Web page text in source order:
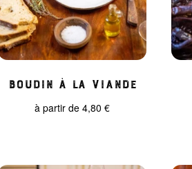
Boudin à la viande
à partir de4,80€